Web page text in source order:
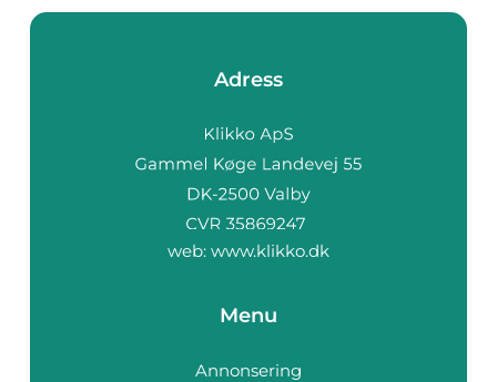
Adress
web: www.klikko.dk
Menu
Annonsering